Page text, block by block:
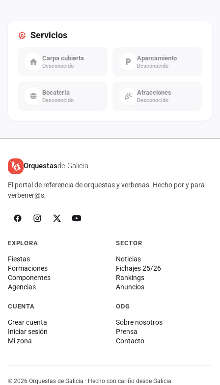
Servicios
Carpa cubierta
Desconocido
Aparcamiento
Desconocido
Bocatería
Desconocido
Atracciones
Desconocido
Orquestasde Galicia
El portal de referencia de orquestas y verbenas. Hecho por y para
verbener@s.
EXPLORA
Fiestas
Formaciones
Componentes
Agencias
SECTOR
Noticias
Fichajes 25/26
Rankings
Anuncios
CUENTA
Crear cuenta
Iniciar sesión
Mi zona
ODG
Sobre nosotros
Prensa
Contacto
© 2026 Orquestas de Galicia · Hecho con cariño desde Galicia